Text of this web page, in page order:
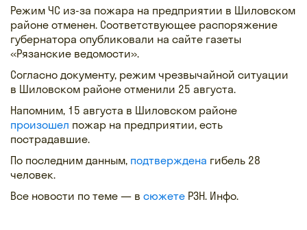
Режим ЧС из-за пожара на предприятии в Шиловском
районе отменен. Соответствующее распоряжение
губернатора опубликовали на сайте газеты
«Рязанские ведомости».
Согласно документу, режим чрезвычайной ситуации
в Шиловском районе отменили 25 августа.
Напомним, 15 августа в Шиловском районе
произошел пожар на предприятии, есть
пострадавшие.
По последним данным, подтверждена гибель 28
человек.
Все новости по теме — в сюжете РЗН. Инфо.